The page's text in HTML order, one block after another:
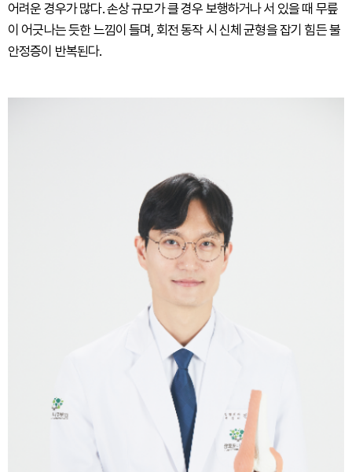
어려운 경우가 많다. 손상 규모가 클 경우 보행하거나 서 있을 때 무릎
이 어긋나는 듯한 느낌이 들며, 회전 동작 시 신체 균형을 잡기 힘든 불
안정증이 반복된다.